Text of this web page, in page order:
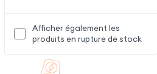
Afficher également les
produits en rupture de stock